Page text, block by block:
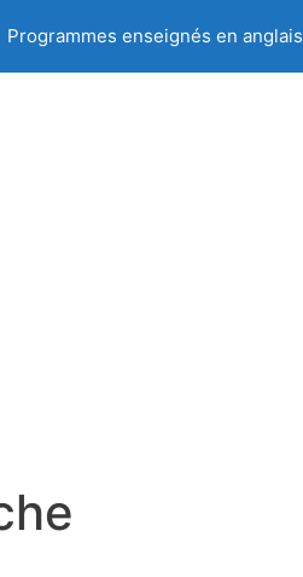
Programmes enseignés en anglais